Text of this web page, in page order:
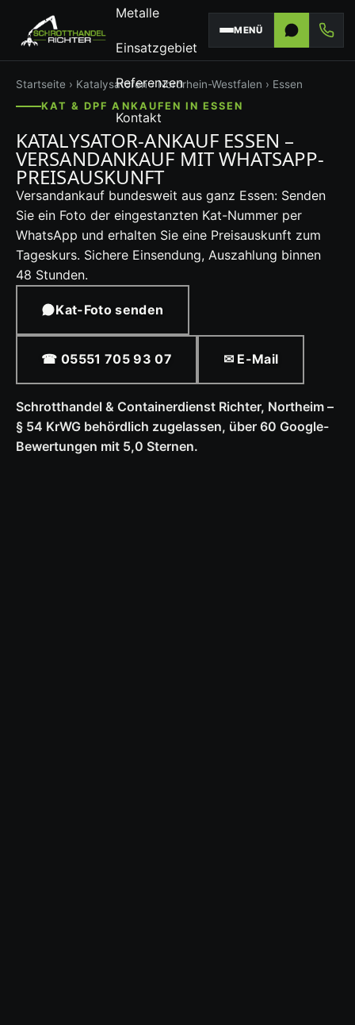
Metalle
Einsatzgebiet
Referenzen
Kontakt
MENÜ
Startseite › Katalysatoren›Nordrhein-Westfalen › Essen
KAT & DPF ANKAUFEN IN ESSEN
KATALYSATOR-ANKAUF ESSEN –
VERSANDANKAUF MIT WHATSAPP-
PREISAUSKUNFT
Versandankauf bundesweit aus ganz Essen: Senden
Sie ein Foto der eingestanzten Kat-Nummer per
WhatsApp und erhalten Sie eine Preisauskunft zum
Tageskurs. Sichere Einsendung, Auszahlung binnen
48 Stunden.
Kat-Foto senden
☎ 05551 705 93 07 ✉ E-Mail
Schrotthandel & Containerdienst Richter, Northeim –
§ 54 KrWG behördlich zugelassen, über 60 Google-
Bewertungen mit 5,0 Sternen.